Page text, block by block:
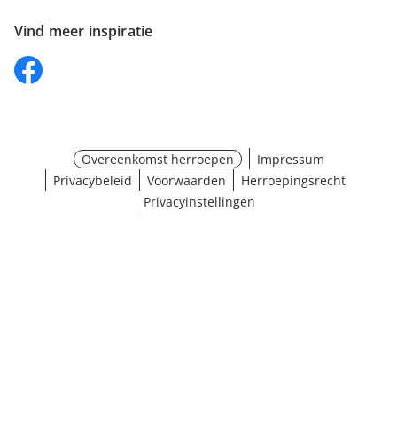
Vind meer inspiratie
Overeenkomst herroepen
Impressum
Privacybeleid
Voorwaarden
Herroepingsrecht
Privacyinstellingen